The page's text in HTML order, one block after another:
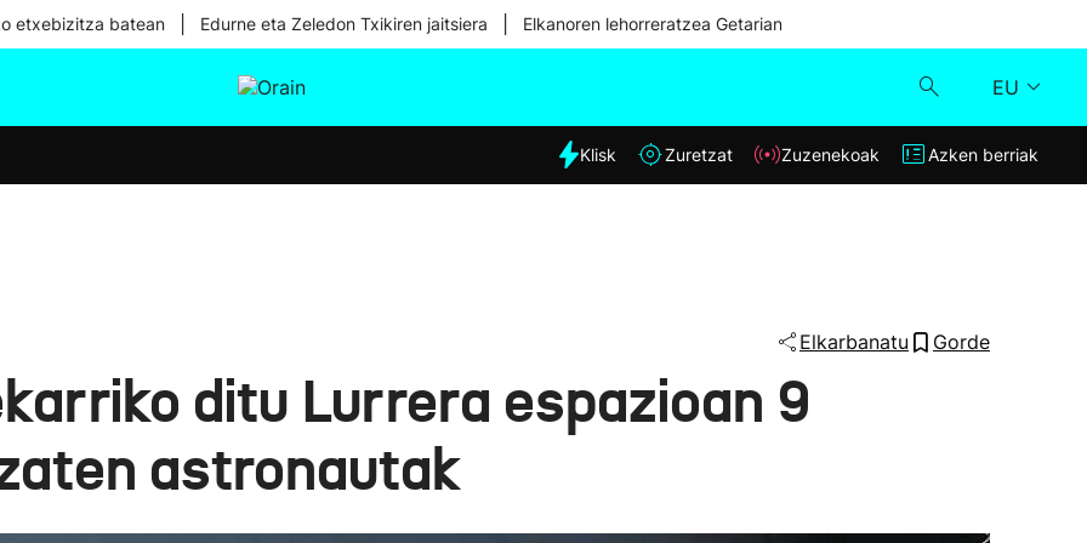
etxebizitza batean Edurne eta Zeledon Txikiren jaitsiera Elkanoren lehorreratzea Getarian
EU
Eguraldia
Klisk
Klisk Zuretzat Zuzenekoak Azken berriak
Elkarbanatu Gorde
ditu Lurrera espazioan 9
astronautak